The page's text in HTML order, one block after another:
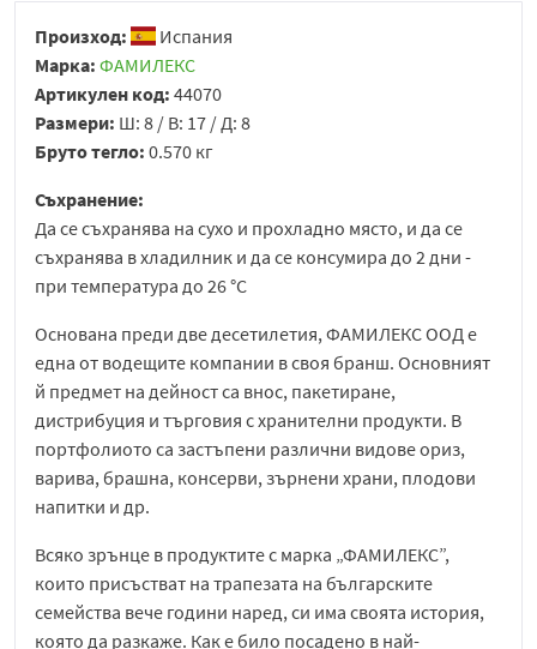
Произход:
Испания
Марка: ФАМИЛЕКС
Артикулен код: 44070
Размери: Ш: 8 / В: 17 / Д: 8
Бруто тегло: 0.570 кг
Съхранение:
Да се съхранява на сухо и прохладно място, и да се
съхранява в хладилник и да се консумира до 2 дни -
при температура до 26 °C
Основана преди две десетилетия, ФАМИЛЕКС ООД е
една от водещите компании в своя бранш. Основният
й предмет на дейност са внос, пакетиране,
дистрибуция и търговия с хранителни продукти. В
портфолиото са застъпени различни видове ориз,
варива, брашна, консерви, зърнени храни, плодови
напитки и др.
Всяко зрънце в продуктите с марка „ФАМИЛЕКС”,
които присъстват на трапезата на българските
семейства вече години наред, си има своята история,
която да разкаже. Как е било посадено в най-